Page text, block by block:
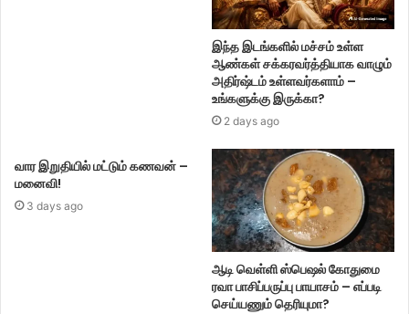
இந்த இடங்களில் மச்சம் உள்ள
ஆண்கள் சக்கரவர்த்தியாக வாழும்
அதிர்ஷ்டம் உள்ளவர்களாம் –
உங்களுக்கு இருக்கா?
2 days ago
வார இறுதியில் மட்டும் கணவன் –
மனைவி!
3 days ago
ஆடி வெள்ளி ஸ்பெஷல் கோதுமை
ரவா பாசிப்பருப்பு பாயாசம் – எப்படி
செய்யணும் தெரியுமா?